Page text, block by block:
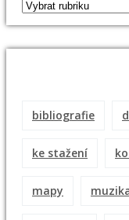
bibliografie
ke stažení
mapy